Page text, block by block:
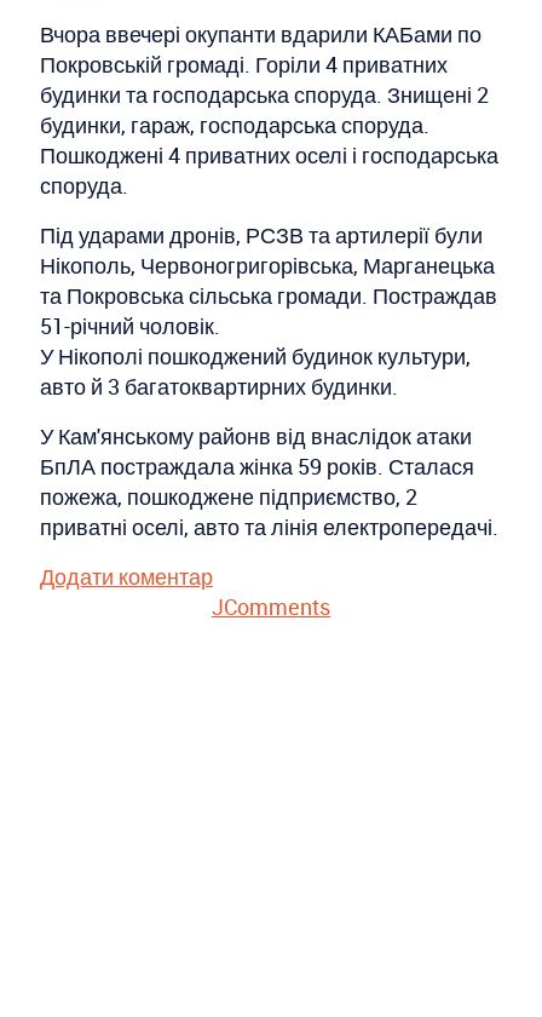
Вчора ввечері окупанти вдарили КАБами по
Покровській громаді. Горіли 4 приватних
будинки та господарська споруда. Знищені 2
будинки, гараж, господарська споруда.
Пошкоджені 4 приватних оселі і господарська
споруда.
Під ударами дронів, РСЗВ та артилерії були
Нікополь, Червоногригорівська, Марганецька
та Покровська сільська громади. Постраждав
51-річний чоловік.
У Нікополі пошкоджений будинок культури,
авто й 3 багатоквартирних будинки.
У Кам'янському районв від внаслідок атаки
БпЛА постраждала жінка 59 років. Сталася
пожежа, пошкоджене підприємство, 2
приватні оселі, авто та лінія електропередачі.
Додати коментар
JComments